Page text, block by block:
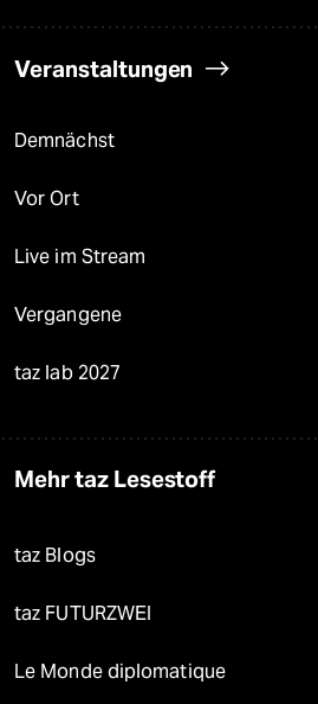
Veranstaltungen
Demnächst
Vor Ort
Live im Stream
Vergangene
taz lab 2027
Mehr taz Lesestoff
taz Blogs
taz FUTURZWEI
Le Monde diplomatique